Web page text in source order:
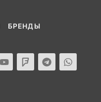
БРЕНДЫ